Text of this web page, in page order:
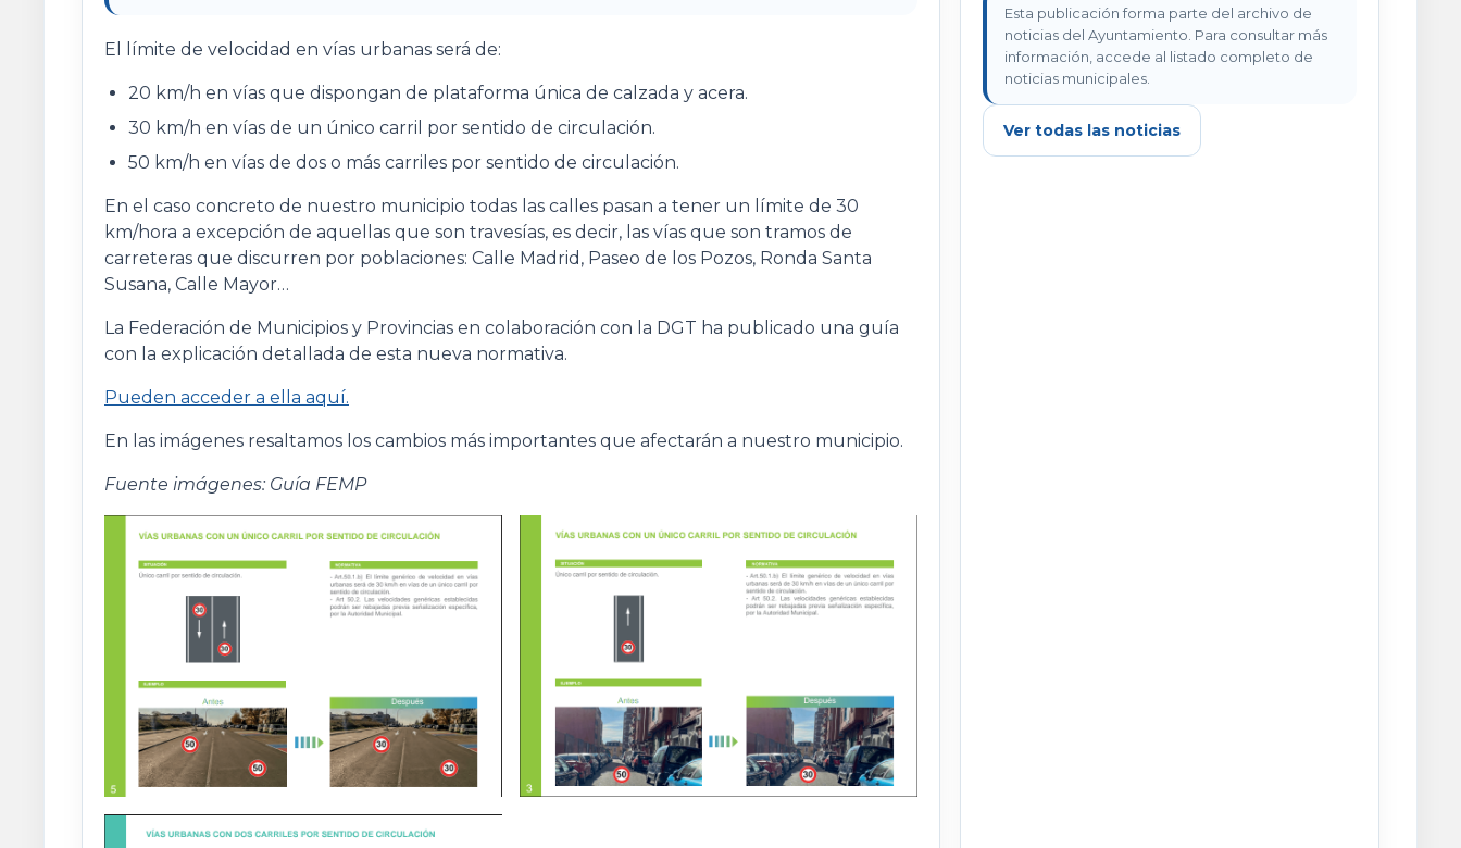
El límite de velocidad en vías urbanas será de:
20 km/h en vías que dispongan de plataforma única de calzada y acera.
30 km/h en vías de un único carril por sentido de circulación.
50 km/h en vías de dos o más carriles por sentido de circulación.
En el caso concreto de nuestro municipio todas las calles pasan a tener un límite de 30
km/hora a excepción de aquellas que son travesías, es decir, las vías que son tramos de
carreteras que discurren por poblaciones: Calle Madrid, Paseo de los Pozos, Ronda Santa
Susana, Calle Mayor…
La Federación de Municipios y Provincias en colaboración con la DGT ha publicado una guía
con la explicación detallada de esta nueva normativa.
Pueden acceder a ella aquí.
En las imágenes resaltamos los cambios más importantes que afectarán a nuestro municipio.
Fuente imágenes: Guía FEMP
Esta publicación forma parte del archivo de
noticias del Ayuntamiento. Para consultar más
información, accede al listado completo de
noticias municipales.
Ver todas las noticias